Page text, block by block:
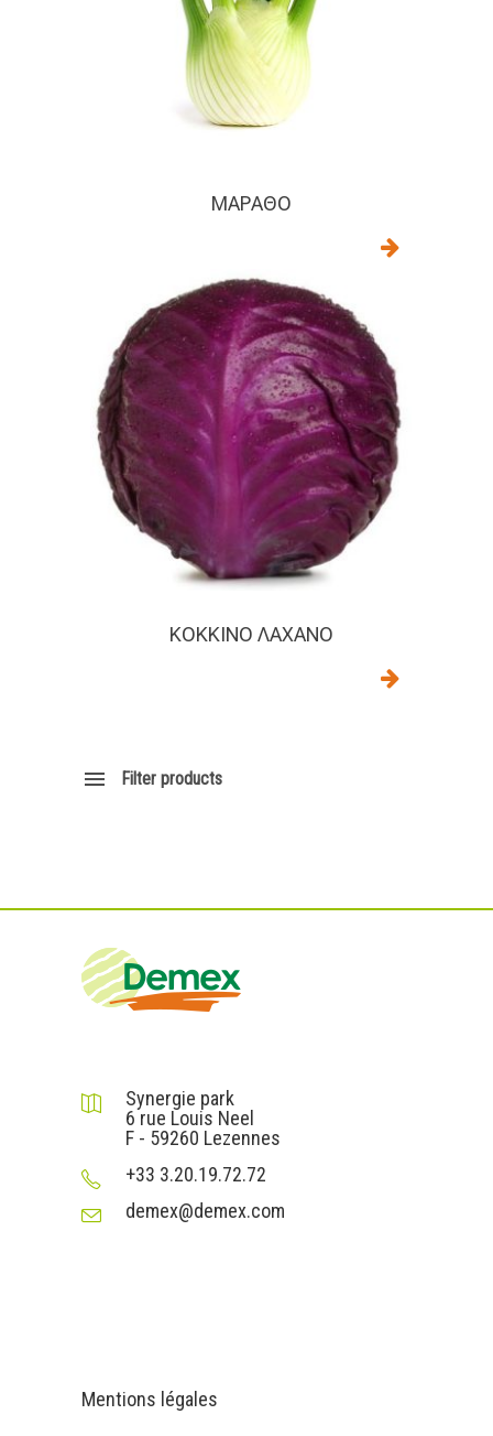
ΜΆΡΑΘΟ
ΚΌΚΚΙΝΟ ΛΆΧΑΝΟ
Filter products
Synergie park
6 rue Louis Neel
F - 59260 Lezennes
+33 3.20.19.72.72
demex@demex.com
Mentions légales